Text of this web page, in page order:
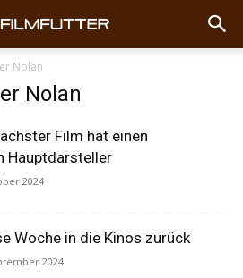
Nolan
Nolan
Film hat einen
Hauptdarsteller
2024
Woche in die Kinos zurück
2024